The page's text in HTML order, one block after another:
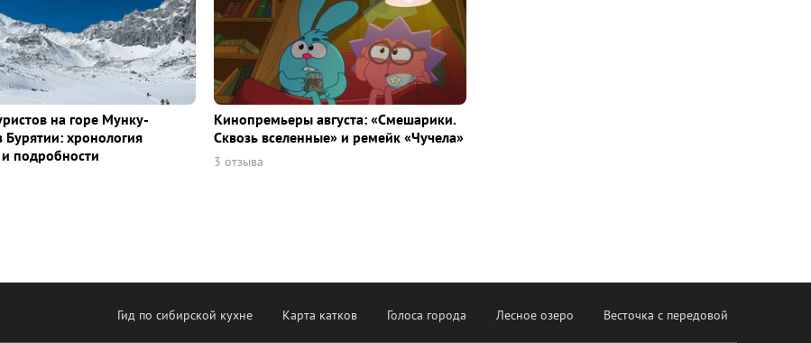
на горе Мунку-
Бурятии: хронология
подробности
Кинопремьеры августа: «Смешарики.
Сквозь вселенные» и ремейк «Чучела»
3 отзыва
Гид по сибирской кухне Карта катков Голоса города Лесное озеро Весточка с передовой